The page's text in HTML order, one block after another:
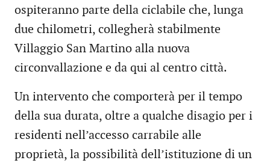
ospiteranno parte della ciclabile che, lunga
due chilometri, collegherà stabilmente
Villaggio San Martino alla nuova
circonvallazione e da qui al centro città.
Un intervento che comporterà per il tempo
della sua durata, oltre a qualche disagio per i
residenti nell’accesso carrabile alle
proprietà, la possibilità dell’istituzione di un